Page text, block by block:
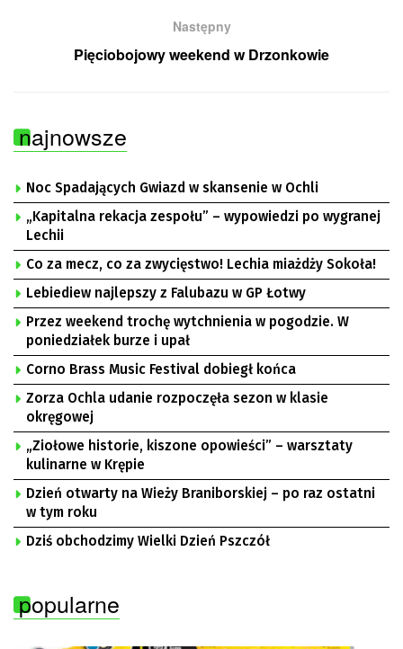
Następny
Pięciobojowy weekend w Drzonkowie
najnowsze
Noc Spadających Gwiazd w skansenie w Ochli
„Kapitalna rekacja zespołu” – wypowiedzi po wygranej
Lechii
Co za mecz, co za zwycięstwo! Lechia miażdży Sokoła!
Lebiediew najlepszy z Falubazu w GP Łotwy
Przez weekend trochę wytchnienia w pogodzie. W
poniedziałek burze i upał
Corno Brass Music Festival dobiegł końca
Zorza Ochla udanie rozpoczęła sezon w klasie
okręgowej
„Ziołowe historie, kiszone opowieści” – warsztaty
kulinarne w Krępie
Dzień otwarty na Wieży Braniborskiej – po raz ostatni
w tym roku
Dziś obchodzimy Wielki Dzień Pszczół
popularne